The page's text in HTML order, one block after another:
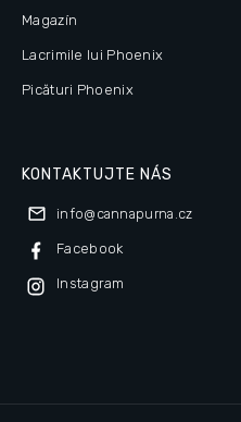
Magazín
Lacrimile lui Phoenix
Picături Phoenix
KONTAKTUJTE NÁS
info@ cannapurna.cz
Facebook
Instagram